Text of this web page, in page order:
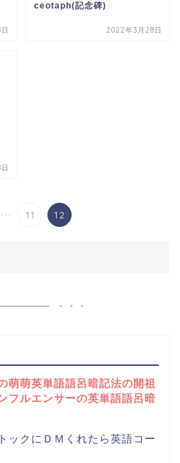
ceotaph(記念碑)
2022年3月28日
... 11 12
萌萌英単語語呂暗記法の開祖
フルエンサーの英単語語呂暗
ックにＤＭくれたら英語コー